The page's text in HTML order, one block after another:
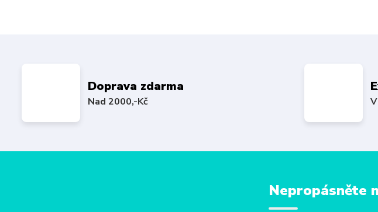
Doprava zdarma
Nad 2000,-Kč
Nepropásněte